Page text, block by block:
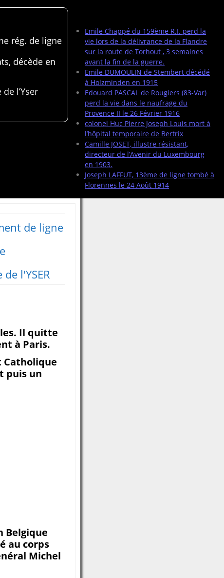
Emile Chappé du 159ème R.I. perd la
vie lors de la délivrance de la Flandre
sur la route de Torhout , 3 semaines
avant la fin de la guerre.
Emile DUMOULIN de Stembert décédé
à Holzminden en 1915
Edouard PASCAL de Rougiers (83-Var)
perd la vie dans le naufrage du
Provence II le 26 Février 1916
colonel Huc Pierre Joseph Louis mort à
l’hôpital temporaire de Bertrix
Camille JOSET, illustre résistant,
directeur de l’Avenir du Luxembourg
en 1903.
Joseph LAFFUT, 13ème de ligne tombé à
Florennes le 24 Août 1914
rég. de ligne
décède en
l’Yser
de ligne
l'YSER
Il quitte
à Paris.
Catholique
puis un
Belgique
au corps
Michel